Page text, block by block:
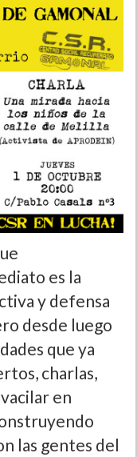
es la
y defensa
desde luego
que ya
charlas,
en
las gentes del